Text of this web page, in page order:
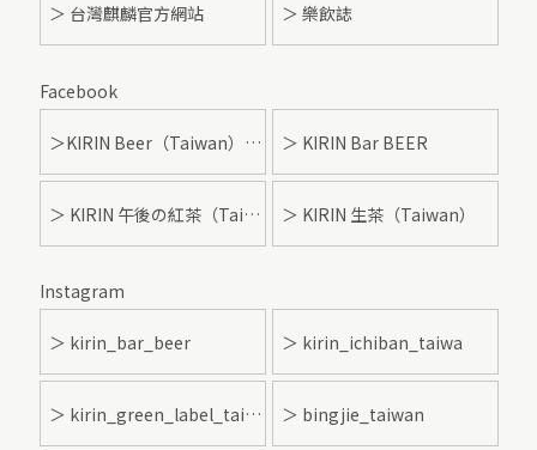
＞ 台灣麒麟官方網站 ＞ 樂飲誌
Facebook
＞KIRIN Beer（Taiwan）- 麒麟啤酒 ＞ KIRIN Bar BEER
＞ KIRIN 午後の紅茶（Taiwan） ＞ KIRIN 生茶（Taiwan）
Instagram
＞ kirin_bar_beer ＞ kirin_ichiban_taiwa
＞ kirin_green_label_taiwan ＞ bingjie_taiwan